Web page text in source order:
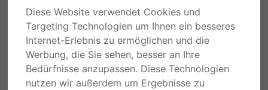
Diese Website verwendet Cookies und
Targeting Technologien um Ihnen ein besseres
Internet-Erlebnis zu ermöglichen und die
Werbung, die Sie sehen, besser an Ihre
Bedürfnisse anzupassen. Diese Technologien
nutzen wir außerdem um Ergebnisse zu